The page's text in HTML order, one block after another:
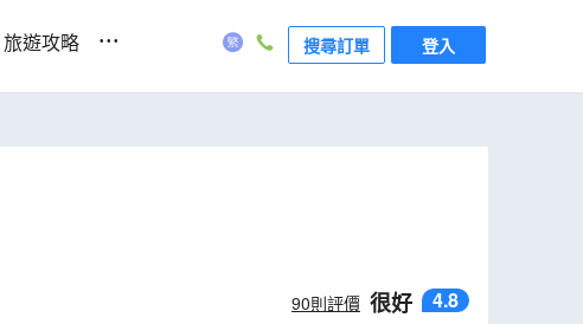
旅遊攻略 ... 搜尋訂單 登入
90則評價 很好 4.8